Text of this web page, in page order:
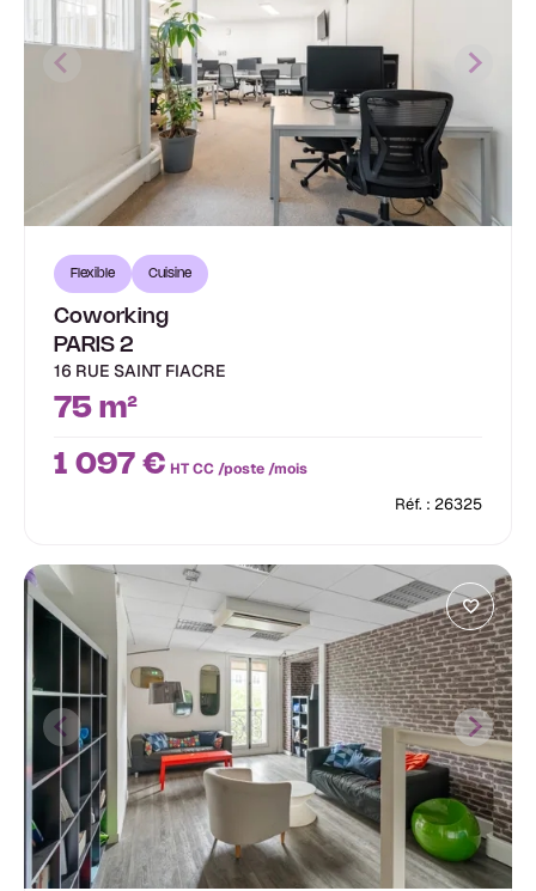
Flexible Cuisine
Coworking
PARIS 2
16 RUE SAINT FIACRE
75 m²
1 097 € HT CC /poste /mois
Réf. : 26325